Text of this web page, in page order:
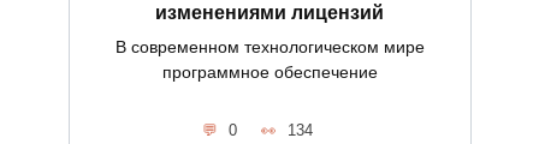
изменениями лицензий
В современном технологическом мире
программное обеспечение
0 134